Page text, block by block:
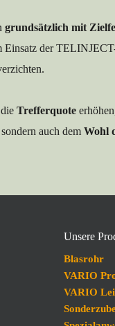
grundsätzlich mit
Einsatz der
Trefferquote
auch dem Wohl
Unsere
Blasrohr
VARIO
VARIO